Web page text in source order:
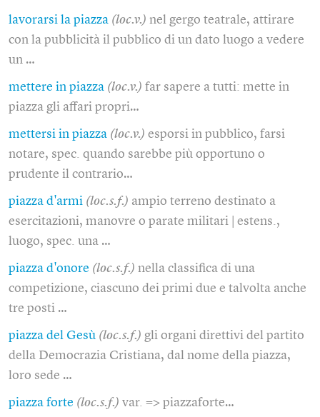
lavorarsi la piazza (loc.v.) nel gergo teatrale, attirare
con la pubblicità il pubblico di un dato luogo a vedere
un …
mettere in piazza (loc.v.) far sapere a tutti: mette in
piazza gli affari propri…
mettersi in piazza (loc.v.) esporsi in pubblico, farsi
notare, spec. quando sarebbe più opportuno o
prudente il contrario…
piazza d'armi (loc.s.f.) ampio terreno destinato a
esercitazioni, manovre o parate militari | estens.,
luogo, spec. una …
piazza d'onore (loc.s.f.) nella classifica di una
competizione, ciascuno dei primi due e talvolta anche
tre posti …
piazza del Gesù (loc.s.f.) gli organi direttivi del partito
della Democrazia Cristiana, dal nome della piazza,
loro sede …
piazza forte (loc.s.f.) var. => piazzaforte…